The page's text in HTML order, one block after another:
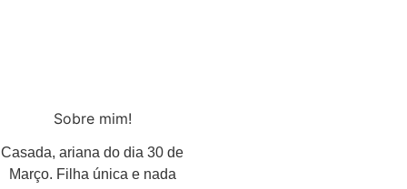
Sobre mim!
Casada, ariana do dia 30 de
Março. Filha única e nada